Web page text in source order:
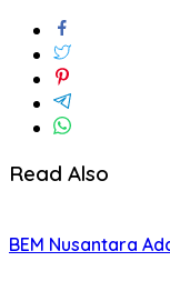
Read Also
BEM Nusantara